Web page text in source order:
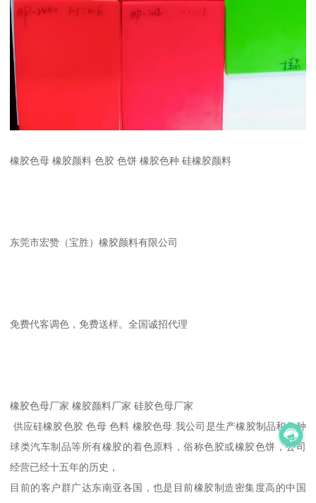
橡胶色母 橡胶颜料 色胶 色饼 橡胶色种 硅橡胶颜料
东莞市宏赞（宝胜）橡胶颜料有限公司
免费代客调色，免费送样。全国诚招代理
橡胶色母厂家 橡胶颜料厂家 硅胶色母厂家
供应硅橡胶色胶 色母 色料 橡胶色母.我公司是生产橡胶制品和各种
球类汽车制品等所有橡胶的着色原料，俗称色胶或橡胶色饼，公司
经营已经十五年的历史，
目前的客户群广达东南亚各国，也是目前橡胶制造密集度高的中国